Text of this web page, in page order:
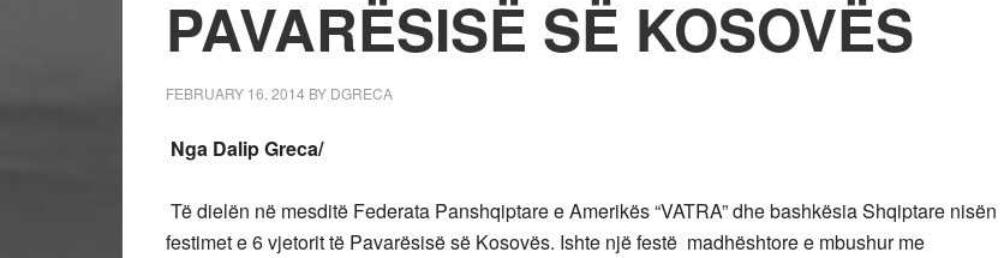
PAVARËSISË SË KOSOVËS
FEBRUARY 16, 2014 BY DGRECA
Nga Dalip Greca/
Të dielën në mesditë Federata Panshqiptare e Amerikës “VATRA” dhe bashkësia Shqiptare nisën
festimet e 6 vjetorit të Pavarësisë së Kosovës. Ishte një festë madhështore e mbushur me